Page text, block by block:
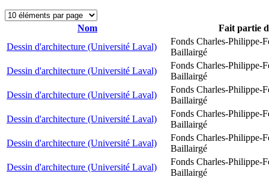
Nom
Fait partie
Dessin d'architecture (Université Laval)
Fonds Charles-Philippe-
Baillairgé
Dessin d'architecture (Université Laval)
Fonds Charles-Philippe-
Baillairgé
Dessin d'architecture (Université Laval)
Fonds Charles-Philippe-
Baillairgé
Dessin d'architecture (Université Laval)
Fonds Charles-Philippe-
Baillairgé
Dessin d'architecture (Université Laval)
Fonds Charles-Philippe-
Baillairgé
Dessin d'architecture (Université Laval)
Fonds Charles-Philippe-
Baillairgé